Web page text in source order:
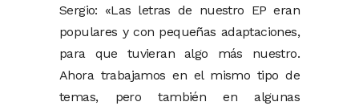
Sergio: «Las letras de nuestro EP eran
populares y con pequeñas adaptaciones,
para que tuvieran algo más nuestro.
Ahora trabajamos en el mismo tipo de
temas, pero también en algunas